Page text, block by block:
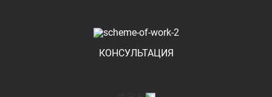
КОНСУЛЬТАЦИЯ